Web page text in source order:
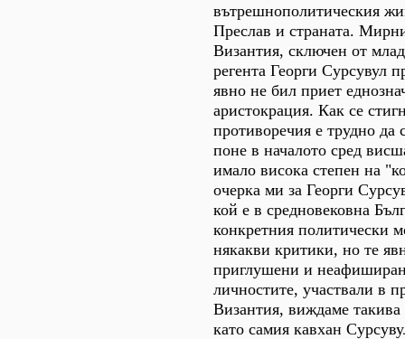
вътрешнополитическия
Преслав и страната.
Византия, сключен от
регента Георги Сурсувул
явно не бил приет
аристокрация. Как се
противоречия е трудно да
поне в началото сред
имало висока степен на
очерка ми за Георги
кой е в средновековна
конкретния политически
някакви критики, но те
приглушени и
личностите, участвали в
Византия, виждаме
като самия кавхан